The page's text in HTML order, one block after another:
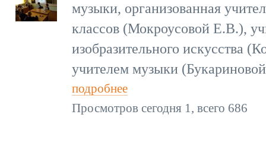
музыки, организованная
классов (Мокроусовой Е.В.),
изобразительного искусства
учителем музыки
подробнее
Просмотров сегодня 1, всего 686